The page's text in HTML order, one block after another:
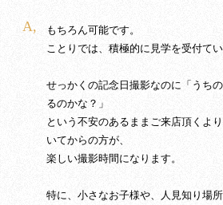
A,
もちろん可能です。
ことりでは、積極的に見学を受付てい
せっかくの記念日撮影なのに「うち
るのかな？」
という不安のあるままご来店頂くよ
いてからの方が、
楽しい撮影時間になります。
特に、小さなお子様や、人見知り場